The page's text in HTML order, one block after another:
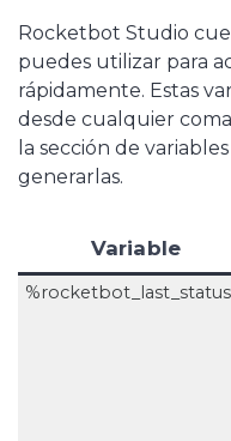
Rocketbot Studio
puedes utilizar para
rápidamente. Estas
desde cualquier
la sección de
generarlas.
Variable